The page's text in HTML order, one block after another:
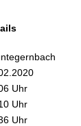
Uhr
Uhr
Uhr